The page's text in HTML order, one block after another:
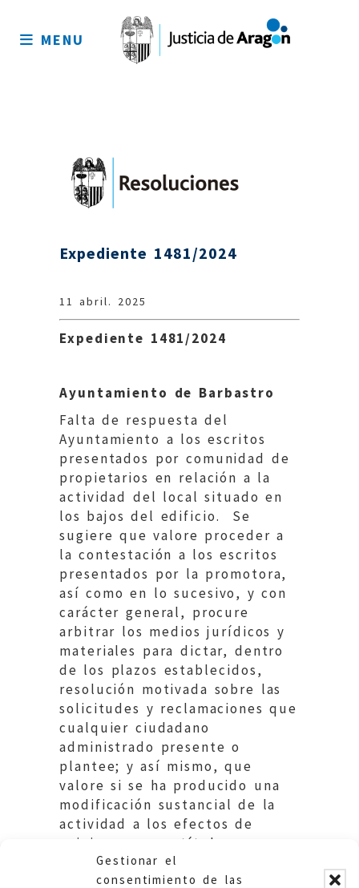
Gestionar el
consentimiento de las
sitio
MENU
Expediente 1481/2024
11 abril. 2025
Expediente 1481/2024
Ayuntamiento de Barbastro
Falta de respuesta del
Ayuntamiento a los escritos
presentados por comunidad de
propietarios en relación a la
actividad del local situado en
los bajos del edificio. Se
sugiere que valore proceder a
la contestación a los escritos
presentados por la promotora,
así como en lo sucesivo, y con
carácter general, procure
arbitrar los medios jurídicos y
materiales para dictar, dentro
de los plazos establecidos,
resolución motivada sobre las
solicitudes y reclamaciones que
cualquier ciudadano
administrado presente o
plantee; y así mismo, que
valore si se ha producido una
modificación sustancial de la
actividad a los efectos de
exigir un nuevo título
habilitante.